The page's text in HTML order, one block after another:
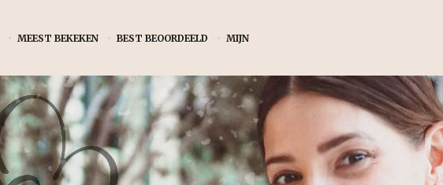
• MEEST BEKEKEN • BEST BEOORDEELD • MIJN